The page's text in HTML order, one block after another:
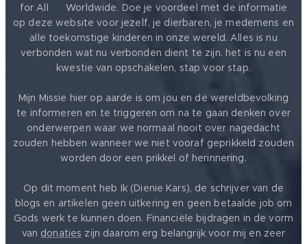
for All ❤️ Worldwide. Doe je voordeel met de informatie
op deze website voor jezelf, je dierbaren, je medemens en
alle toekomstige kinderen in onze wereld. Alles is nu
verbonden wat nu verbonden dient te zijn. het is nu een
kwestie van opschakelen, stap voor stap.
Mijn Missie hier op aarde is om jou en de wereldbevolking
te informeren en te triggeren om na te gaan denken over
onderwerpen waar we normaal nooit over nagedacht
zouden hebben wanneer we niet vooraf geprikkeld zouden
worden door een prikkel of herinnering.
Op dit moment heb Ik (Dienie Kars), de schrijver van de
blogs en artikelen geen uitkering en geen betaalde job om
Gods werk te kunnen doen. Financiële bijdragen in de vorm
van donaties zijn daarom erg belangrijk voor mij en zeer